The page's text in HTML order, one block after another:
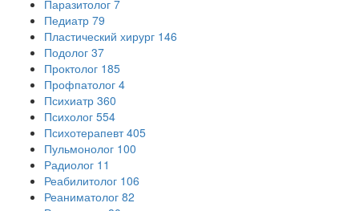
Паразитолог 7
Педиатр 79
Пластический хирург 146
Подолог 37
Проктолог 185
Профпатолог 4
Психиатр 360
Психолог 554
Психотерапевт 405
Пульмонолог 100
Радиолог 11
Реабилитолог 106
Реаниматолог 82